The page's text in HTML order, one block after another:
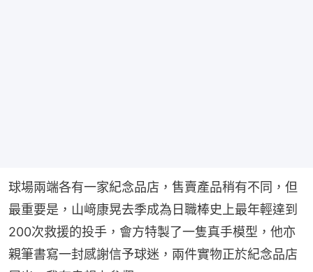
球場兩端各有一家紀念品店，售賣產品稍有不同，但
最重要是，山﨑康晃去季成為日職棒史上最年輕達到
200次救援的投手，會方特製了一隻真手模型，他亦
親筆書寫一封感謝信予球迷，兩件實物正於紀念品店